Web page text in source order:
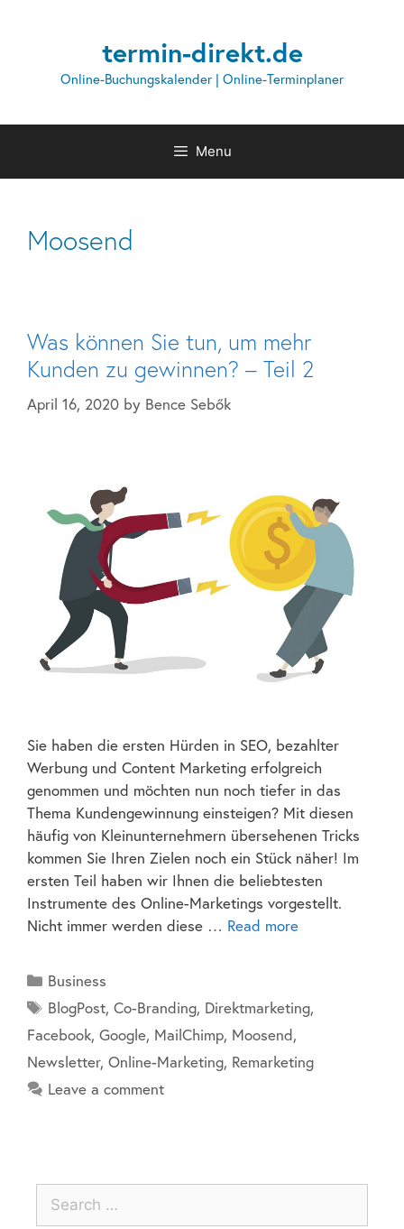
termin-direkt.de
Online-Buchungskalender | Online-Terminplaner
Menu
Moosend
Was können Sie tun, um mehr
Kunden zu gewinnen? – Teil 2
April 16, 2020 by Bence Sebők
Sie haben die ersten Hürden in SEO, bezahlter
Werbung und Content Marketing erfolgreich
genommen und möchten nun noch tiefer in das
Thema Kundengewinnung einsteigen? Mit diesen
häufig von Kleinunternehmern übersehenen Tricks
kommen Sie Ihren Zielen noch ein Stück näher! Im
ersten Teil haben wir Ihnen die beliebtesten
Instrumente des Online-Marketings vorgestellt.
Nicht immer werden diese … Read more
Business
BlogPost,Co-Branding, Direktmarketing,
Facebook, Google, MailChimp, Moosend,
Newsletter, Online-Marketing, Remarketing
Leave a comment